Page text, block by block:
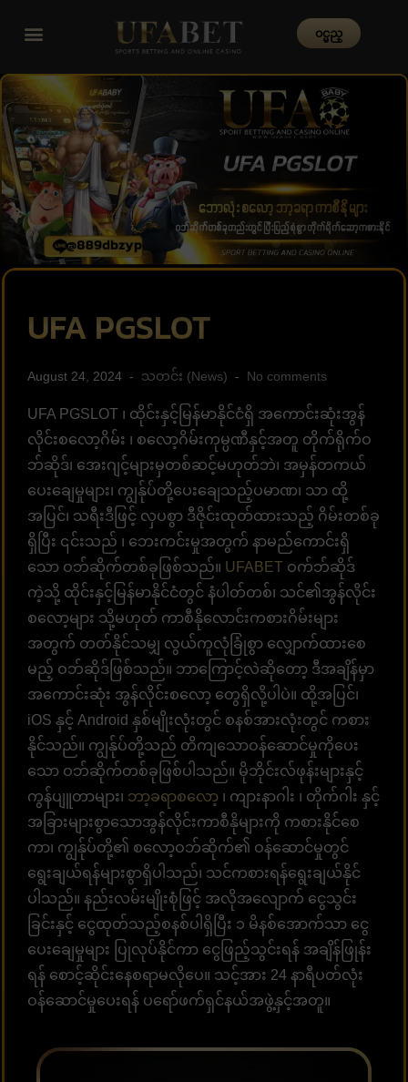
၀င္မည္
UFA PGSLOT
August 24, 2024 သတင်း (News) No comments
UFA PGSLOT ၊ ထိုင်းနှင့်မြန်မာနိုင်ငံရှိ အကောင်းဆုံးအွန်
လိုင်းစလော့ဂိမ်း ၊ စလော့ဂိမ်းကုမ္ပဏီနှင့်အတူ တိုက်ရိုက်ဝ
ဘ်ဆိုဒ်၊ အေးဂျင့်များမှတစ်ဆင့်မဟုတ်ဘဲ၊ အမှန်တကယ်
ပေးချေမှုများ၊ ကျွန်ုပ်တို့ပေးချေသည့်ပမာဏ၊ သာ ထို့
အပြင်၊ သရီးဒီဖြင့် လှပစွာ ဒီဇိုင်းထုတ်ထားသည့် ဂိမ်းတစ်ခု
ရှိပြီး ၎င်းသည် ၊ ဘေးကင်းမှုအတွက် နာမည်ကောင်းရှိ
သော ဝဘ်ဆိုက်တစ်ခုဖြစ်သည်။ UFABET ဝက်ဘ်ဆိုဒ်
ကဲ့သို့ ထိုင်းနှင့်မြန်မာနိုင်ငံတွင် နံပါတ်တစ်၊ သင်၏အွန်လိုင်း
စလော့များ သို့မဟုတ် ကာစီနိုလောင်းကစားဂိမ်းများ
အတွက် တတ်နိုင်သမျှ လွယ်ကူလုံခြုံစွာ လျှောက်ထားစေ
မည့် ဝဘ်ဆိုဒ်ဖြစ်သည်။ ဘာကြောင့်လဲဆိုတော့ ဒီအချိန်မှာ
အကောင်းဆုံး အွန်လိုင်းစလော့ တွေရှိလို့ပါပဲ။ ထို့အပြင်၊
iOS နှင့် Android နှစ်မျိုးလုံးတွင် စနစ်အားလုံးတွင် ကစား
နိုင်သည်။ ကျွန်ုပ်တို့သည် တိကျသောဝန်ဆောင်မှုကိုပေး
သော ဝဘ်ဆိုက်တစ်ခုဖြစ်ပါသည်။ မိုဘိုင်းလ်ဖုန်းများနှင့်
ကွန်ပျူတာများ၊ ဘာ့ခရာစလော့ ၊ ကျားနာဂါး ၊ တိုက်ဂါး နှင့်
အခြားများစွာသောအွန်လိုင်းကာစီနိုများကို ကစားနိုင်စေ
ကာ၊ ကျွန်ုပ်တို့၏ စလော့ဝဘ်ဆိုက်၏ ဝန်ဆောင်မှုတွင်
ရွေးချယ်ရန်များစွာရှိပါသည်၊ သင်ကစားရန်ရွေးချယ်နိုင်
ပါသည်။ နည်းလမ်းမျိုးစုံဖြင့် အလိုအလျောက် ငွေသွင်း
ခြင်းနှင့် ငွေထုတ်သည့်စနစ်ပါရှိပြီး ၁ မိနစ်အောက်သာ ငွေ
ပေးချေမှုများ ပြုလုပ်နိုင်ကာ ငွေဖြည့်သွင်းရန် အချိန်ဖြုန်း
ရန် စောင့်ဆိုင်းနေစရာမလိုပေ။ သင့်အား 24 နာရီပတ်လုံး
ဝန်ဆောင်မှုပေးရန် ပရော်ဖက်ရှင်နယ်အဖွဲ့နှင့်အတူ။